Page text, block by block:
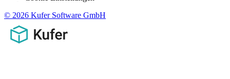
© 2026 Kufer Software GmbH